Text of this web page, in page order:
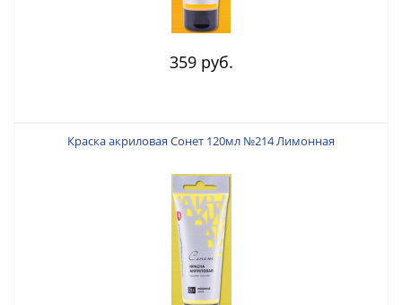
359 руб.
Краска акриловая Сонет 120мл №214 Лимонная